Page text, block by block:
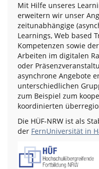
Mit Hilfe unseres
erweitern wir unser
zeitunabhängige
Learnings, Web based
Kompetenzen sowie
Arbeiten im digitalen
oder
asynchrone Angebote
unterschiedlichen
zum Beispiel zum
koordinierten
Die HÜF-NRW ist als
der FernUniversität in